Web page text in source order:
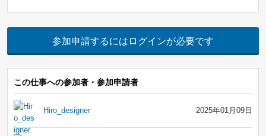
参加申請するにはログインが必要です
この仕事への参加者・参加申請者
Hiro_designer 2025年01月09日